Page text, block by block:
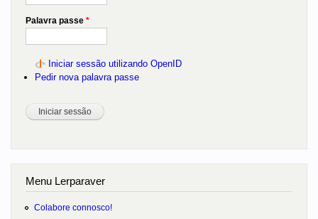
Palavra passe *
Iniciar sessão utilizando OpenID
Pedir nova palavra passe
Menu Lerparaver
Colabore connosco!